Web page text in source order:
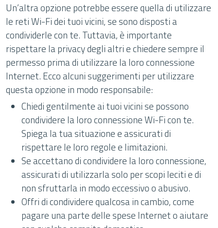
Un’altra opzione potrebbe essere quella di utilizzare
le reti Wi-Fi dei tuoi vicini, se sono disposti a
condividerle con te. Tuttavia, è importante
rispettare la privacy degli altri e chiedere sempre il
permesso prima di utilizzare la loro connessione
Internet. Ecco alcuni suggerimenti per utilizzare
questa opzione in modo responsabile:
Chiedi gentilmente ai tuoi vicini se possono
condividere la loro connessione Wi-Fi con te.
Spiega la tua situazione e assicurati di
rispettare le loro regole e limitazioni.
Se accettano di condividere la loro connessione,
assicurati di utilizzarla solo per scopi leciti e di
non sfruttarla in modo eccessivo o abusivo.
Offri di condividere qualcosa in cambio, come
pagare una parte delle spese Internet o aiutare